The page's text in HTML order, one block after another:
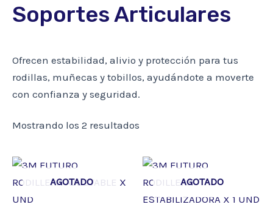
Soportes Articulares
Ofrecen estabilidad, alivio y protección para tus
rodillas, muñecas y tobillos, ayudándote a moverte
con confianza y seguridad.
Mostrando los 2 resultados
AGOTADO AGOTADO